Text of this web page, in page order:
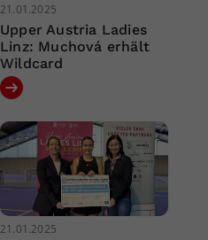
21.01.2025
Upper Austria Ladies
Linz: Muchová erhält
Wildcard
21.01.2025